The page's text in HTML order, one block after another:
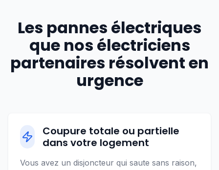
Les pannes électriques
que nos électriciens
partenaires résolvent en
urgence
Coupure totale ou partielle
dans votre logement
Vous avez un disjoncteur qui saute sans raison,